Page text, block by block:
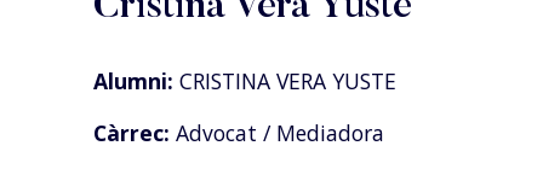
Alumni: CRISTINA VERA YUSTE
Càrrec: Advocat / Mediadora